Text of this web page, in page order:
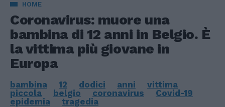
HOME
Coronavirus: muore una
bambina di 12 anni in Belgio. È
la vittima più giovane in
Europa
bambina 12 dodici anni
vittima
piccola
belgio coronavirus
Covid-19
epidemia
tragedia